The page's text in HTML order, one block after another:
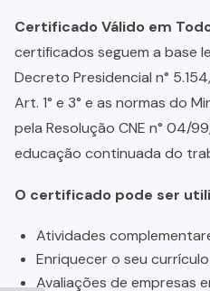
Certificado Válido em
certificados seguem a base
Decreto Presidencial n°
Art. 1° e 3° e as normas do
pela Resolução CNE n° 04/
educação continuada do
O certificado pode ser
Atividades
Enriquecer o seu currículo
Avaliações de empresas